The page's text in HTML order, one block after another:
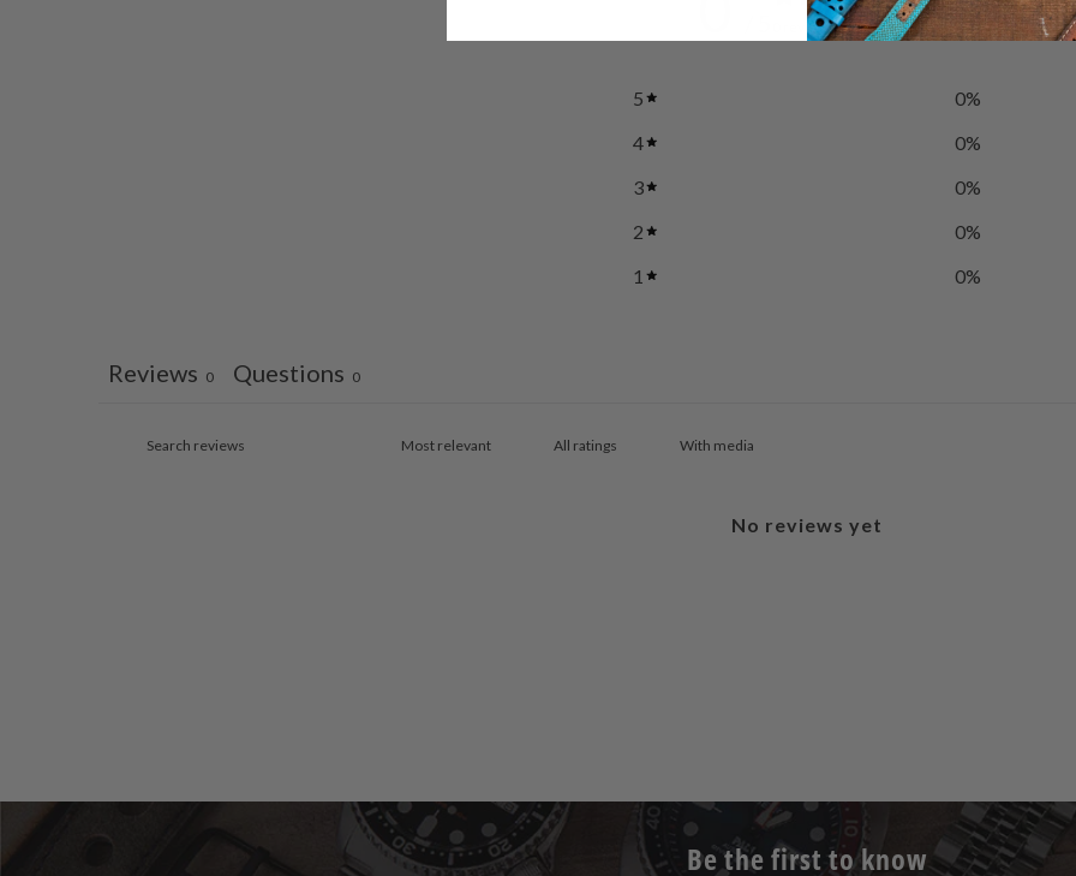
0 reviews
5 0%
4
0%
3
0%
2
0%
1
0%
Reviews 0 Questions 0
With media
No reviews yet
Be the first to know